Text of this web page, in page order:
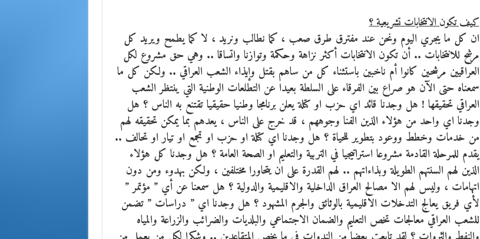
كيف تكون الانتخابات تشريعية ؟
ان كل ما يجري اليوم ونحن عند مفترق طرق صعب ، كما نطالب ونريد ، لا كما يطمح ويريد كل
مرشح للانتخابات .. أن تكون الانتخابات أكثر نزاهة وحكمة وتوازنا واتساقا .. وهي حق مشروع لكل
العراقيين مرشحين كانوا أم ناخبين باستثناء كل من ساهم بقتل وإيذاء الشعب العراقي .. ولكن كل ما
سمعناه حتى الآن هو صراع بين الفرقاء على السلطة بعيدا عن التطلعات الوطنية التي ينتظر الشعب
العراقي تحقيقها ! هل وجدنا قائد اي حزب او كتلة يعلن برنامجا وطنيا حقيقيا تقتنع به الناس ؟ هل
وجدنا اي واحد من هؤلاء الذين الفنا وجوههم ، قد خرج على الناس ، يعدهم بما يمكن تحقيقه لهم
من خدمات وخطط ووعود بتطوير للحياة ؟ هل وجدنا اي كتلة او حزب او تجمع او تيار او تحالف ..
يقدم للمرحلة القادمة مشروعا استراتيجيا في التربية والتعليم او الصحة العامة ؟ هل وجدنا كل هؤلاء
الذين لهم السنتهم الطويلة وبذاءاتهم .. لهم القدرة على ان يتحاورا مختلفين ، ولكن بهدوء ومن دون
اتهامات ، وليس لهم الا مصالح العراق الداخلية والاقليمية والدولية ؟ هل سمعنا عن أي ” مؤتمر ”
لأي فريق يعالج التدخلات الاقليمية بالوثائق والجرم المشهود ؟ هل وجدنا اي ” دراسات ” تضمن
للشعب العراقي معالجات تخص التعليم والضمان الاجتماعي والبلديات والضرائب والزراعة والمياه